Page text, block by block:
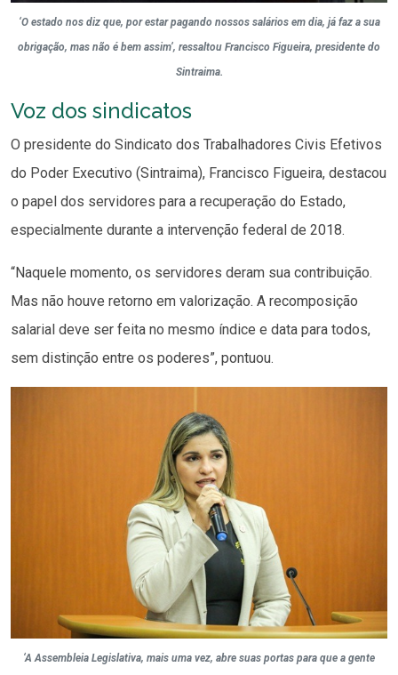
‘O estado nos diz que, por estar pagando nossos salários em dia, já faz a sua
obrigação, mas não é bem assim’, ressaltou Francisco Figueira, presidente do
Sintraima.
Voz dos sindicatos
O presidente do Sindicato dos Trabalhadores Civis Efetivos
do Poder Executivo (Sintraima), Francisco Figueira, destacou
o papel dos servidores para a recuperação do Estado,
especialmente durante a intervenção federal de 2018.
“Naquele momento, os servidores deram sua contribuição.
Mas não houve retorno em valorização. A recomposição
salarial deve ser feita no mesmo índice e data para todos,
sem distinção entre os poderes”, pontuou.
‘A Assembleia Legislativa, mais uma vez, abre suas portas para que a gente